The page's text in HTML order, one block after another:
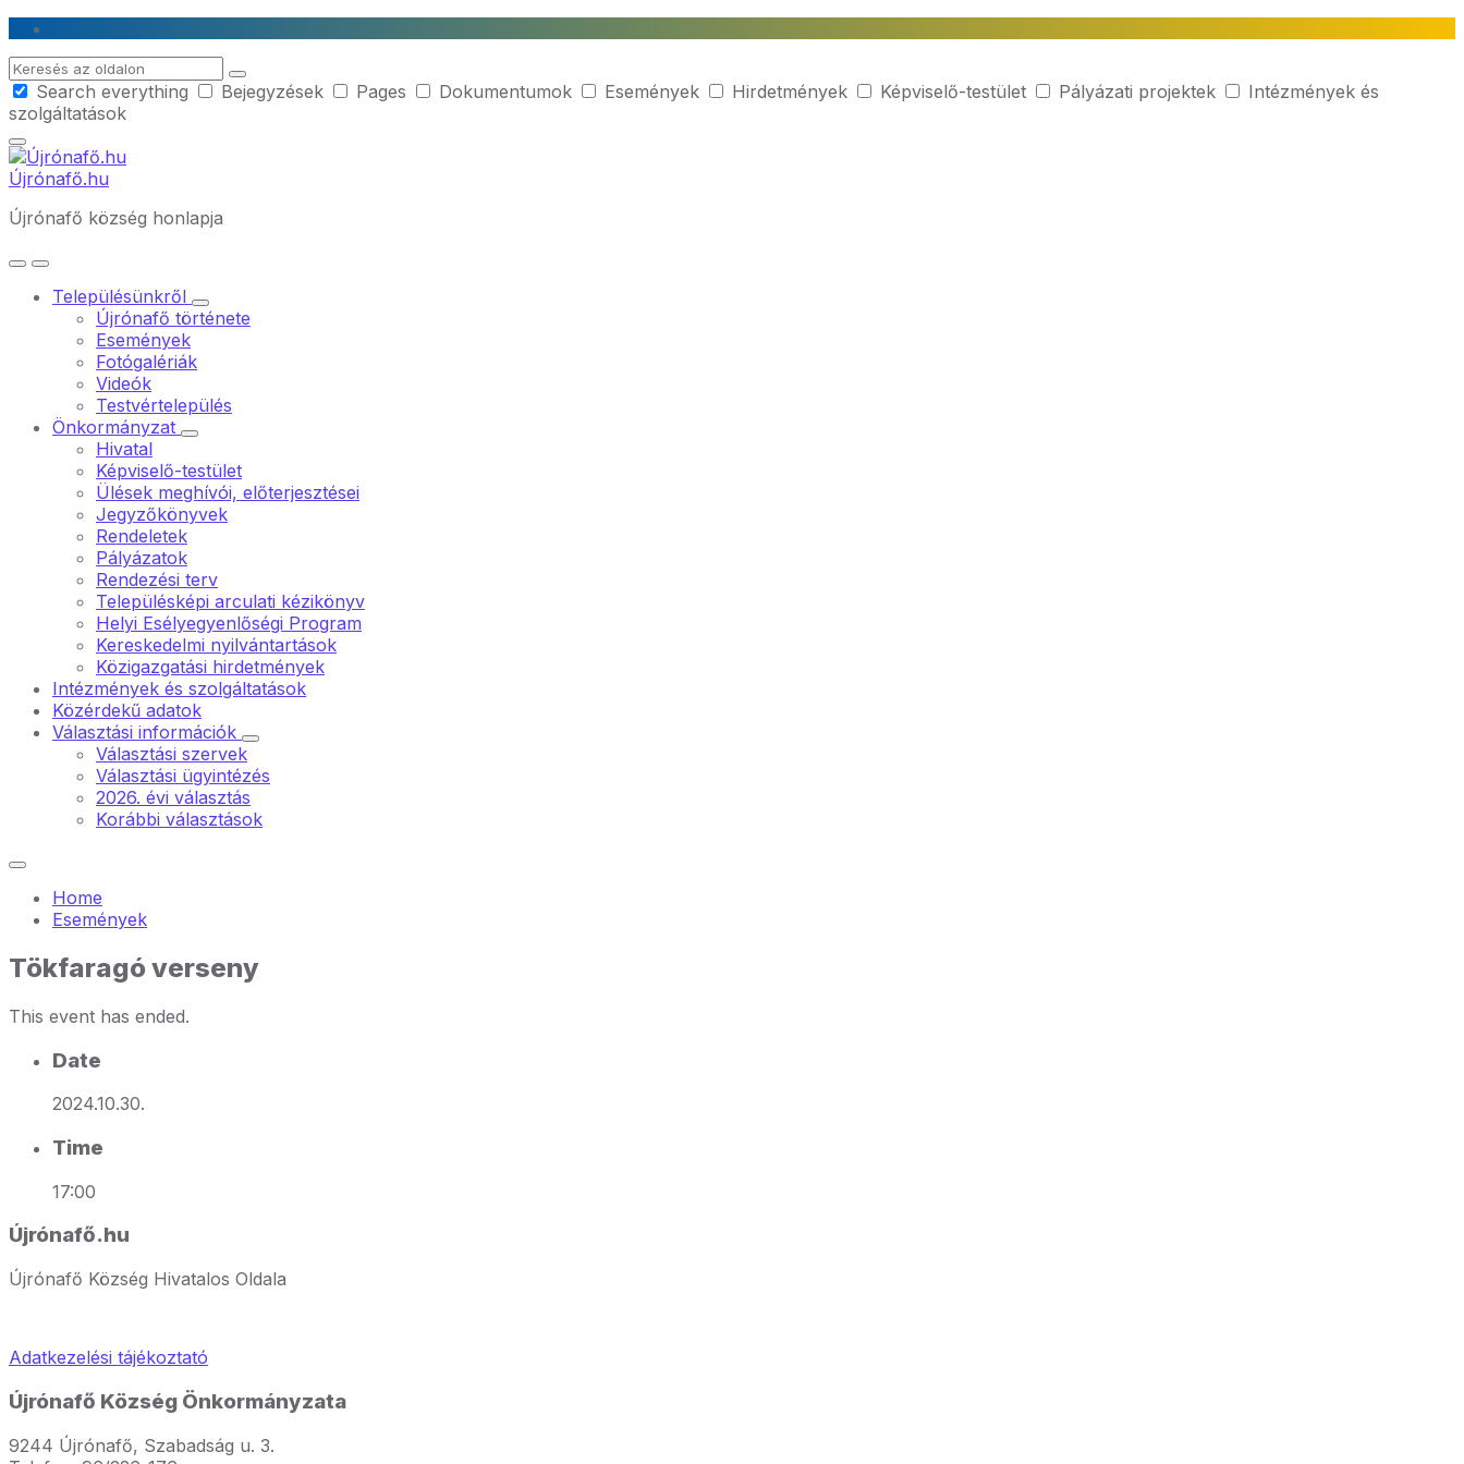
Skip
content
Skip
main
navigation
Skip
footer
Search
Search everything
Bejegyzések Pages Dokumentumok Események Hirdetmények Képviselő-testület Pályázati projektek
Intézmények és
szolgáltatások
Újrónafő.hu
Újrónafő község honlapja
Településünkről
Újrónafő története
Események
Fotógalériák
Videók
Testvértelepülés
Önkormányzat
Hivatal
Képviselő-testület
Ülések meghívói, előterjesztései
Jegyzőkönyvek
Rendeletek
Pályázatok
Rendezési terv
Településképi arculati kézikönyv
Helyi Esélyegyenlőségi Program
Kereskedelmi nyilvántartások
Közigazgatási hirdetmények
Intézmények és szolgáltatások
Közérdekű adatok
Választási információk
Választási szervek
Választási ügyintézés
2026. évi választás
Korábbi választások
Home
Események
Tökfaragó verseny
This event has ended.
Date
2024.10.30.
Time
17:00
Újrónafő.hu
Újrónafő Község Hivatalos Oldala
Adatkezelési tájékoztató
Újrónafő Község Önkormányzata
9244 Újrónafő, Szabadság u. 3.